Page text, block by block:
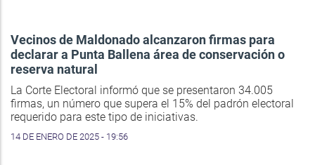
Vecinos de Maldonado alcanzaron firmas para
declarar a Punta Ballena área de conservación o
reserva natural
La Corte Electoral informó que se presentaron 34.005
firmas, un número que supera el 15% del padrón electoral
requerido para este tipo de iniciativas.
14 DE ENERO DE 2025 - 19:56